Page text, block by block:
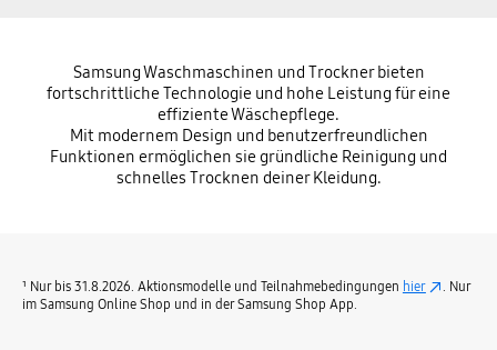
Samsung Waschmaschinen und Trockner bieten
fortschrittliche Technologie und hohe Leistung für eine
effiziente Wäschepflege.
Mit modernem Design und benutzerfreundlichen
Funktionen ermöglichen sie gründliche Reinigung und
schnelles Trocknen deiner Kleidung.
¹ Nur bis 31.8.2026. Aktionsmodelle und Teilnahmebedingungen hier
. Nur
im Samsung Online Shop und in der Samsung Shop App.